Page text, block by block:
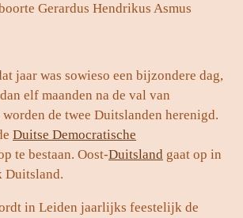
Gerardus Hendrikus Asmus
jaar was sowieso een bijzondere dag,
elf maanden na de val van
worden de twee Duitslanden herenigd.
Duitse Democratische
te bestaan. Oost-Duitsland gaat op in
Duitsland.
in Leiden jaarlijks feestelijk de